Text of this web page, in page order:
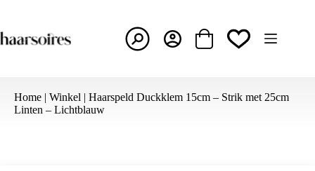
de
inhoud
Winkelwagen
Home | Winkel | Haarspeld Duckklem 15cm – Strik met 25cm
Linten – Lichtblauw